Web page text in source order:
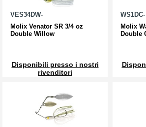
VES34DW-
Molix Venator SR 3/4 oz
Double Willow
Disponibili presso i nostri
rivenditori
WS1DC-
Molix
Double